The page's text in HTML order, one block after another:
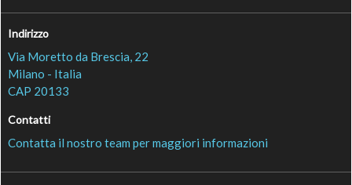
Indirizzo
Via Moretto da Brescia, 22
Milano - Italia
CAP 20133
Contatti
Contatta il nostro team per maggiori informazioni